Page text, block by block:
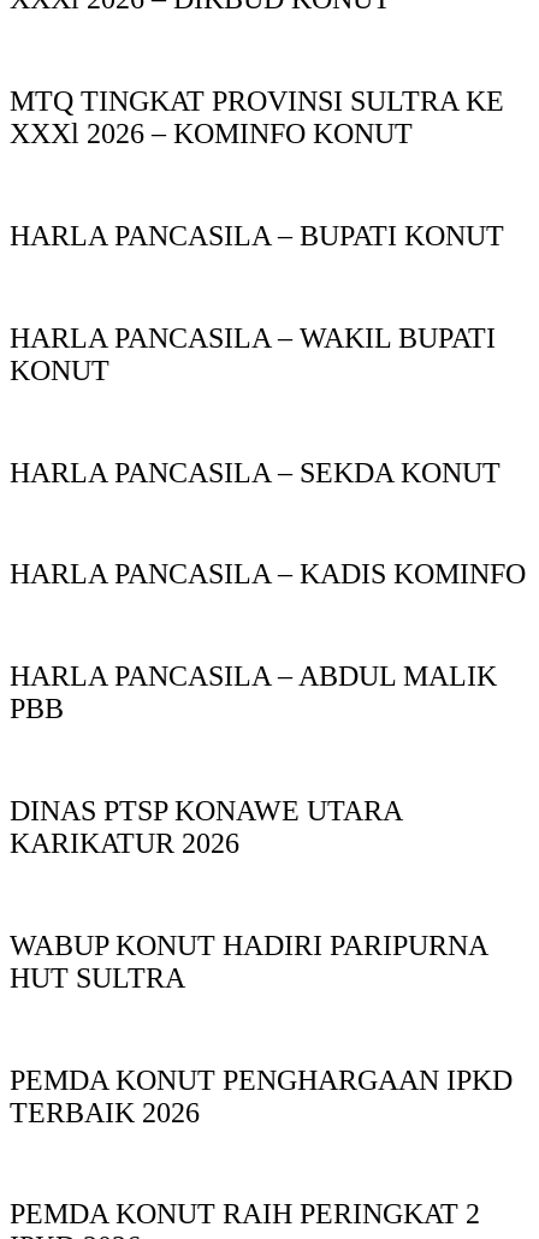
MTQ TINGKAT PROVINSI SULTRA KE
XXXl 2026 – KOMINFO KONUT
HARLA PANCASILA – BUPATI KONUT
HARLA PANCASILA – WAKIL BUPATI
KONUT
HARLA PANCASILA – SEKDA KONUT
HARLA PANCASILA – KADIS KOMINFO
HARLA PANCASILA – ABDUL MALIK
PBB
DINAS PTSP KONAWE UTARA
KARIKATUR 2026
WABUP KONUT HADIRI PARIPURNA
HUT SULTRA
PEMDA KONUT PENGHARGAAN IPKD
TERBAIK 2026
PEMDA KONUT RAIH PERINGKAT 2